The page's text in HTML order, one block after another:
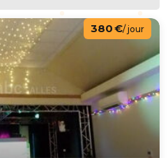
380 €/ jour